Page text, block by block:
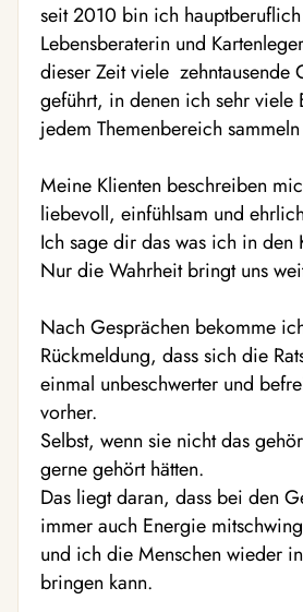
seit 2010 bin ich
Lebensberaterin und
dieser Zeit viele zehntausende
geführt, in denen ich sehr viele
jedem Themenbereich
Meine Klienten beschreiben
liebevoll, einfühlsam und
Ich sage dir das was ich in den
Nur die Wahrheit bringt uns
Nach Gesprächen bekomme
Rückmeldung, dass sich die
einmal unbeschwerter und
vorher.
Selbst, wenn sie nicht das
gerne gehört hätten.
Das liegt daran, dass bei den
immer auch Energie
und ich die Menschen wieder
bringen kann.